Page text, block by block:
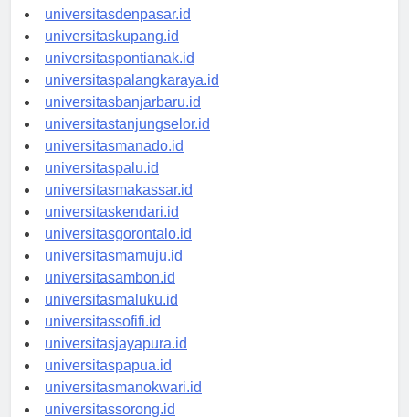
universitasbali.id
universitasdenpasar.id
universitaskupang.id
universitaspontianak.id
universitaspalangkaraya.id
universitasbanjarbaru.id
universitastanjungselor.id
universitasmanado.id
universitaspalu.id
universitasmakassar.id
universitaskendari.id
universitasgorontalo.id
universitasmamuju.id
universitasambon.id
universitasmaluku.id
universitassofifi.id
universitasjayapura.id
universitaspapua.id
universitasmanokwari.id